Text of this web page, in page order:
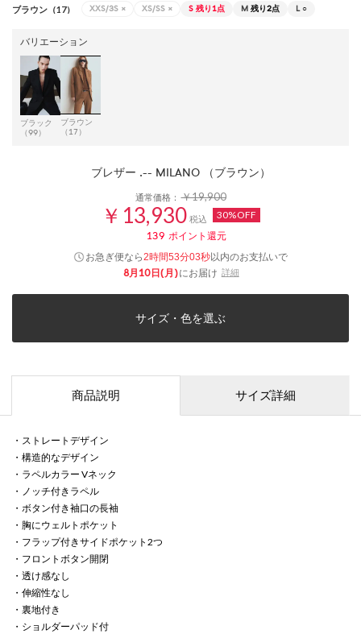
ブラウン（17） XXS/3S × XS/SS × S 残り1点 M 残り2点 L ○
バリエーション
ブラック
（99）
ブラウン
（17）
ブレザー .-- MILANO （ブラウン）
通常価格：￥19,900
￥13,930 税込 30%OFF
139 ポイント還元
お急ぎ便なら2時間53分03秒以内のお支払いで
8月10日(月)にお届け 詳細
サイズ・色を選ぶ
商品説明 サイズ詳細
・ストレートデザイン
・構造的なデザイン
・ラペルカラー Vネック
・ノッチ付きラペル
・ボタン付き袖口の長袖
・胸にウェルトポケット
・フラップ付きサイドポケット2つ
・フロントボタン開閉
・透け感なし
・伸縮性なし
・裏地付き
・ショルダーパッド付